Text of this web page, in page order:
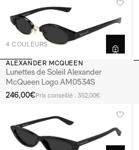
4 COULEURS
ALEXANDER MCQUEEN
Lunettes de Soleil Alexander
McQueen Logo AM0534S
246,00€Prix conseillé : 352,00€